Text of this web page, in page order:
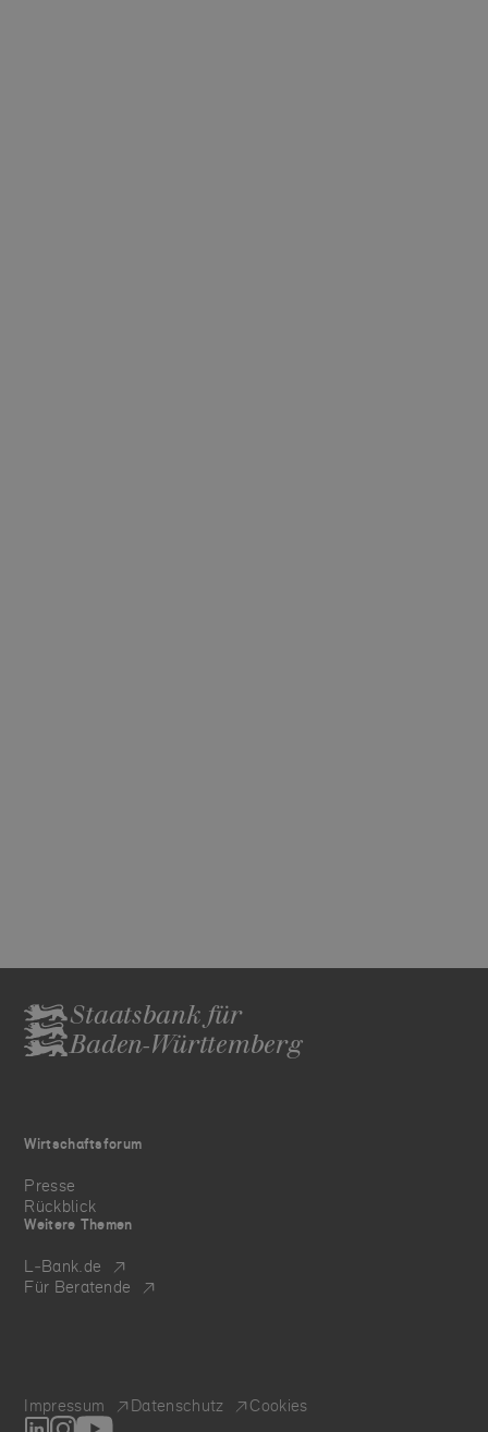
Staatsbank für
Baden-Württemberg
Wirtschaftsforum
Presse
Rückblick
Weitere Themen
L‑Bank.de
Für Beratende
Impressum Datenschutz Cookies